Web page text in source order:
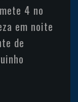
4 no
em noite
de